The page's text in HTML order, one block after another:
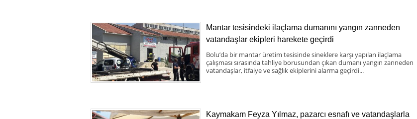
Mantar tesisindeki ilaçlama dumanını yangın zanneden
vatandaşlar ekipleri harekete geçirdi
Bolu’da bir mantar üretim tesisinde sineklere karşı yapılan ilaçlama
çalışması sırasında tahliye borusundan çıkan dumanı yangın zanneden
vatandaşlar, itfaiye ve sağlık ekiplerini alarma geçirdi...
Kaymakam Feyza Yılmaz, pazarcı esnafı ve vatandaşlarla